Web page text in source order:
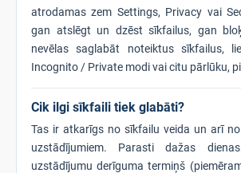
atrodamas zem Settings, Privacy vai
gan atslēgt un dzēst sīkfailus, gan
nevēlas saglabāt noteiktus sīkfailus,
Incognito / Private modi vai citu pārlūku,
Cik ilgi sīkfaili tiek glabāti?
Tas ir atkarīgs no sīkfailu veida un arī
uzstādījumiem. Parasti dažas
uzstādījumu derīguma termiņš